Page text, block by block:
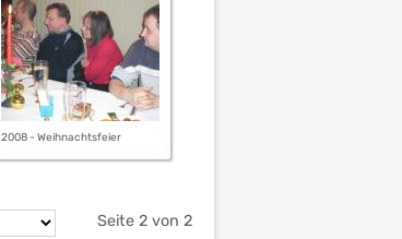
2008 - Weihnachtsfeier
Seite 2 von 2